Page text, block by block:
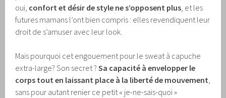
oui, confort et désir de style ne s’opposent plus , et les
futures mamans l’ont bien compris : elles revendiquent leur
droit de s’amuser avec leur look.
Mais pourquoi cet engouement pour le sweat à capuche
extra-large? Son secret ?Sa capacité à envelopper le
corps tout en laissant place à la liberté de mouvement
sans pour autant renier ce petit « je-ne-sais-quoi »